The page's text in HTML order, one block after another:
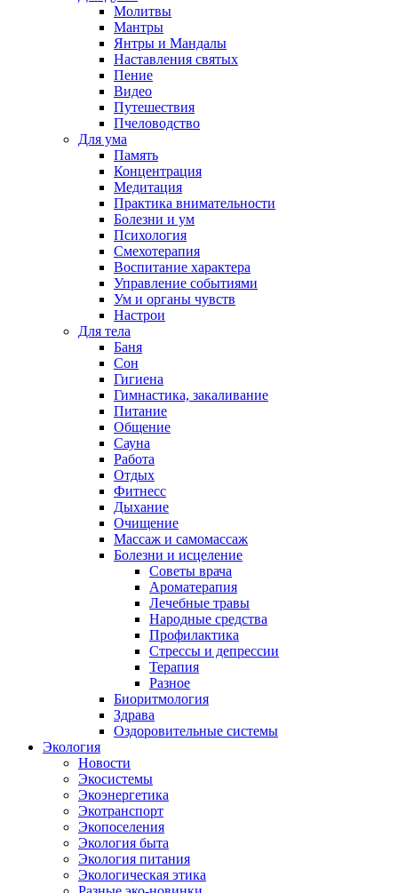
Молитвы
Мантры
Янтры и Мандалы
Наставления святых
Пение
Видео
Путешествия
Пчеловодство
Для ума
Память
Концентрация
Медитация
Практика внимательности
Болезни и ум
Психология
Смехотерапия
Воспитание характера
Управление событиями
Ум и органы чувств
Настрои
Для тела
Баня
Сон
Гигиена
Гимнастика, закаливание
Питание
Общение
Сауна
Работа
Отдых
Фитнесс
Дыхание
Очищение
Массаж и самомассаж
Болезни и исцеление
Советы врача
Ароматерапия
Лечебные травы
Народные средства
Профилактика
Стрессы и депрессии
Терапия
Разное
Биоритмология
Здрава
Оздоровительные системы
Экология
Новости
Экосистемы
Экоэнергетика
Экотранспорт
Экопоселения
Экология быта
Экология питания
Экологическая этика